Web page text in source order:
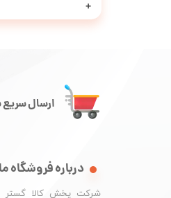
ارسال
درباره فروشگاه ما
شرکت پخش کالا گستر